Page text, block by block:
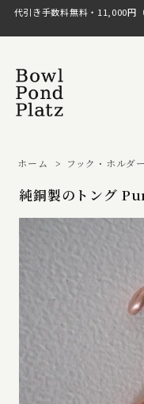
代引き手数料無料・11,000円
ホーム > フック・ホルダ
純銅製のトング